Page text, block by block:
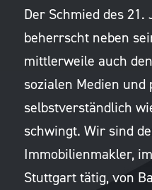
Der Schmied des
beherrscht neben
mittlerweile auch
sozialen Medien und
selbstverständlich
schwingt. Wir sind
Immobilienmakler,
Stuttgart tätig, von